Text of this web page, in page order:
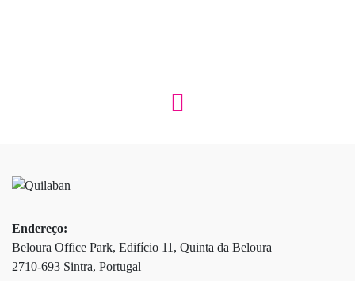
Endereço:
Beloura Office Park, Edifício 11, Quinta da Beloura
2710-693 Sintra, Portugal